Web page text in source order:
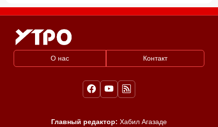
О нас Контакт
Главный редактор: Хабил Агазаде